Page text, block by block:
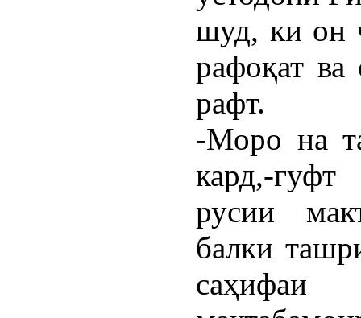
шуд, ки он
рафоқат ва
рафт.
-Моро на
кард,-
русии
балки
саҳифаи